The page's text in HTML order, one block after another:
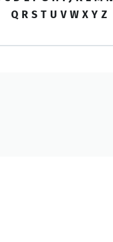
Q R S T U V W X Y Z